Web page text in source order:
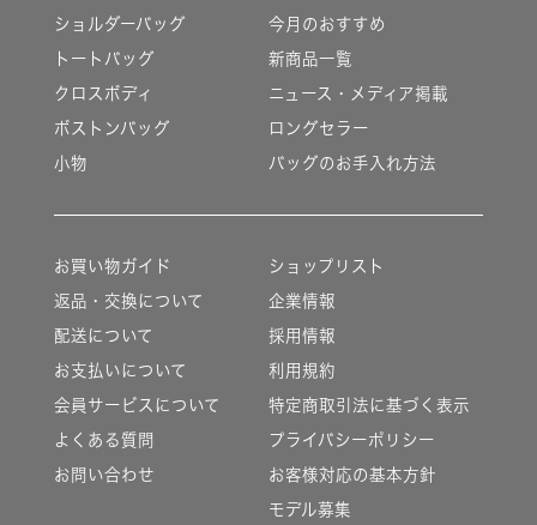
ショルダーバッグ
トートバッグ
クロスボディ
ボストンバッグ
小物
今月のおすすめ
新商品一覧
ニュース・メディア掲載
ロングセラー
バッグのお手入れ方法
お買い物ガイド
返品・交換について
配送について
お支払いについて
会員サービスについて
よくある質問
お問い合わせ
ショップリスト
企業情報
採用情報
利用規約
特定商取引法に基づく表示
プライバシーポリシー
お客様対応の基本方針
モデル募集